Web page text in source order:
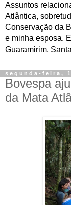
Assuntos
Atlântica,
Conservação da
e minha esposa,
Guaramirim,
segunda-feira,
Bovespa
da Mata